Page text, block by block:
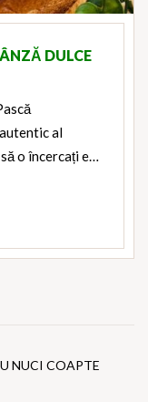
DULCE
al
o încercați e…
NUCI COAPTE